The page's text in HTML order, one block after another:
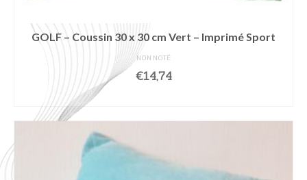
GOLF – Coussin 30 x 30 cm Vert – Imprimé Sport
NON NOTÉ
€14,74